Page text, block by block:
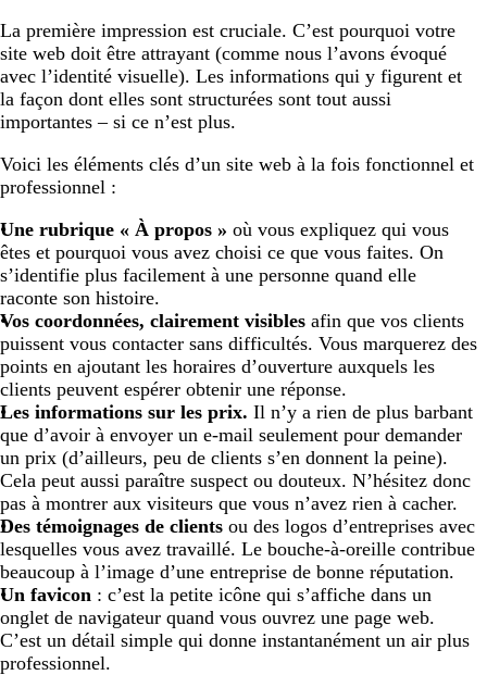
La première impression est cruciale. C’est pourquoi votre
site web doit être attrayant (comme nous l’avons évoqué
avec l’identité visuelle). Les informations qui y figurent et
la façon dont elles sont structurées sont tout aussi
importantes – si ce n’est plus.
Voici les éléments clés d’un site web à la fois fonctionnel et
professionnel :
Une rubrique « À propos » où vous expliquez qui vous
êtes et pourquoi vous avez choisi ce que vous faites. On
s’identifie plus facilement à une personne quand elle
raconte son histoire.
Vos coordonnées, clairement visibles afin que vos clients
puissent vous contacter sans difficultés. Vous marquerez des
points en ajoutant les horaires d’ouverture auxquels les
clients peuvent espérer obtenir une réponse.
Les informations sur les prix. Il n’y a rien de plus barbant
que d’avoir à envoyer un e-mail seulement pour demander
un prix (d’ailleurs, peu de clients s’en donnent la peine).
Cela peut aussi paraître suspect ou douteux. N’hésitez donc
pas à montrer aux visiteurs que vous n’avez rien à cacher.
Des témoignages de clients ou des logos d’entreprises avec
lesquelles vous avez travaillé. Le bouche-à-oreille contribue
beaucoup à l’image d’une entreprise de bonne réputation.
Un favicon : c’est la petite icône qui s’affiche dans un
onglet de navigateur quand vous ouvrez une page web.
C’est un détail simple qui donne instantanément un air plus
professionnel.